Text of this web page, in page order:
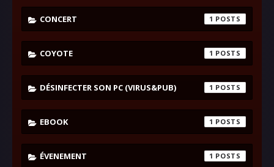
CONCERT 1
COYOTE 1
DÉSINFECTER SON PC (VIRUS&PUB) 1
EBOOK 1
ÉVENEMENT 1